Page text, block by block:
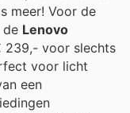
meer! Voor de
de Lenovo
239,- voor slechts
voor licht
een